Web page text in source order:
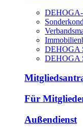
DEHOGA-
DEHOGA
DEHOGA
Für
Außendienst